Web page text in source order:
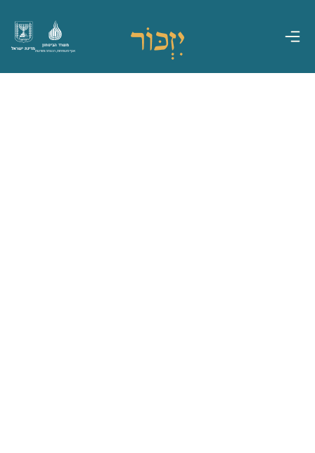
מדינת ישראל
משרד הביטחון
אגף משפחות, הנצחה ומורשת